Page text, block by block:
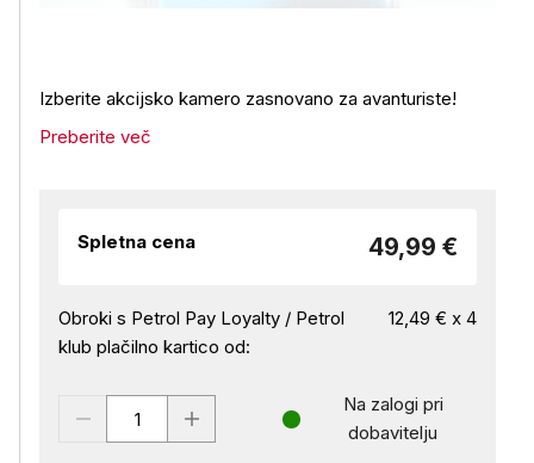
Izberite akcijsko kamero zasnovano za avanturiste!
Preberite več
Spletna cena 49,99 €
Obroki s Petrol Pay Loyalty / Petrol
klub plačilno kartico od:
12,49 € x 4
Na zalogi pri
dobavitelju